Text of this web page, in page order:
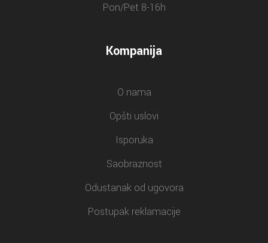
Pon/Pet 8-16h
Kompanija
O nama
Opšti uslovi
Isporuka
Saobraznost
Odustanak od ugovora
Postupak reklamacije